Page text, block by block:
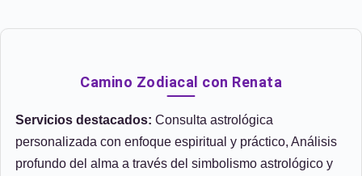
Camino Zodiacal con Renata
Servicios destacados: Consulta astrológica
personalizada con enfoque espiritual y práctico, Análisis
profundo del alma a través del simbolismo astrológico y